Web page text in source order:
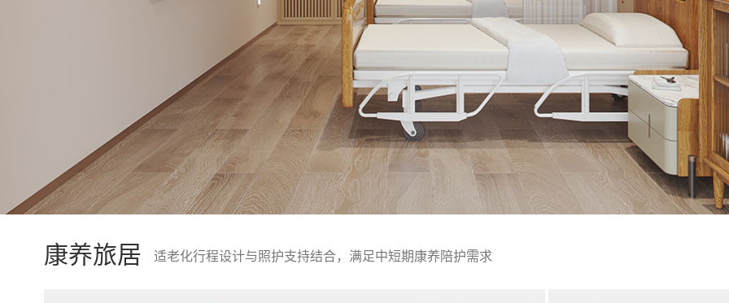
康养旅居 适老化行程设计与照护支持结合，满足中短期康养陪护需求